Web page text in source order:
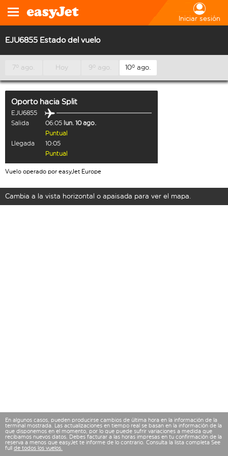
Iniciar sesión
EJU6855 Estado del vuelo
7º ago. Hoy 9º ago. 10º ago.
Oporto hacia Split
EJU6855
Salida
06:05 lun. 10 ago.
Puntual
Llegada
10:05
Puntual
Vuelo operado por easyJet Europe
Cambia a la vista horizontal o apaisada para ver el mapa.
En algunos casos, pueden producirse cambios de última hora en la información de la
terminal mostrada. Las actualizaciones en tiempo real se basan en la información de la
que disponemos en el momento, por lo que puede sufrir variaciones a medida que
recibamos nuevos datos. Debes facturar a las horas impresas en tu confirmación de la
reserva a menos que easyJet te informe de lo contrario. Consulta la lista completa See
full de todos los vuelos.